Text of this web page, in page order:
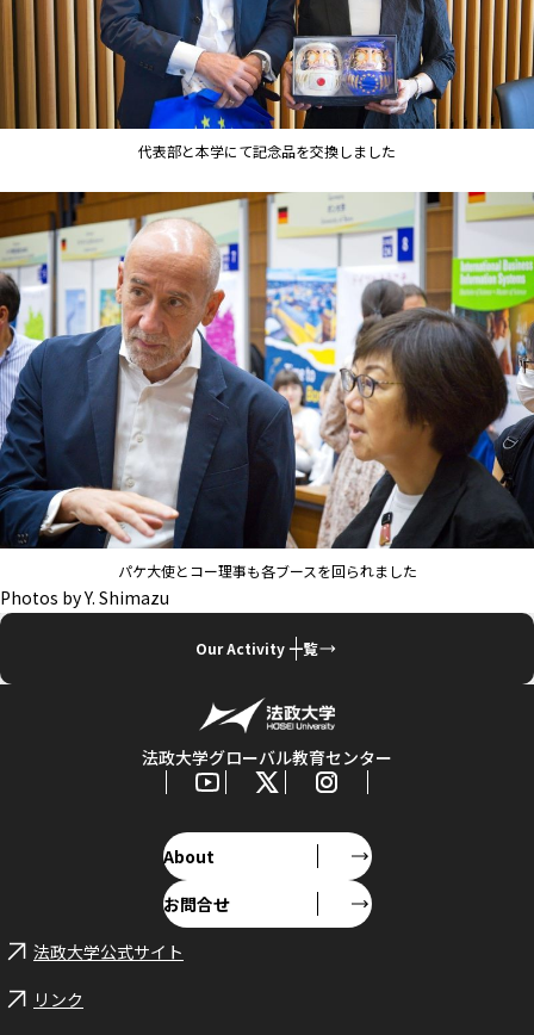
代表部と本学にて記念品を交換しました
パケ大使とコー理事も各ブースを回られました
Photos by Y. Shimazu
Our Activity 一覧
法政大学グローバル教育センター
About
お問合せ
法政大学公式サイト
リンク